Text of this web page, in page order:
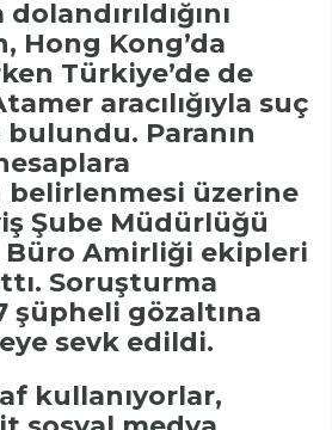
Hong Kong’da
Türkiye’de de
aracılığıyla suç
Paranın
belirlenmesi üzerine
Şube Müdürlüğü
Büro Amirliği ekipleri
Soruşturma
şüpheli gözaltına
sevk edildi.
kullanıyorlar,